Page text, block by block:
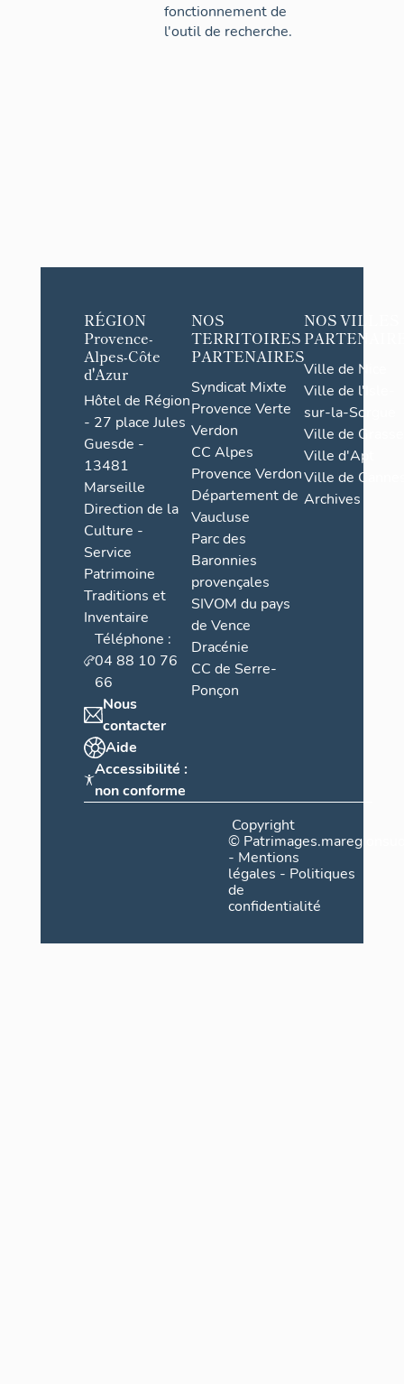
fonctionnement de
l'outil de recherche.
RÉGION
Provence-
Alpes-Côte
d'Azur
Hôtel de Région
- 27 place Jules
Guesde -
13481
Marseille
Direction de la
Culture -
Service
Patrimoine
Traditions et
Inventaire
Téléphone :
04 88 10 76
66
Nous
contacter
Aide
Accessibilité :
non conforme
NOS
TERRITOIRES
PARTENAIRES
Syndicat Mixte
Provence Verte
Verdon
CC Alpes
Provence Verdon
Département de
Vaucluse
Parc des
Baronnies
provençales
SIVOM du pays
de Vence
Dracénie
CC de Serre-
Ponçon
NOS VILLES
Ville de Nice
Ville de l'Isle-
sur-la-Sorgue
Ville de Grasse
Ville d'Apt
Ville de
Archives
Copyright
©
- Mentions
légales - Politiques
de
confidentialité